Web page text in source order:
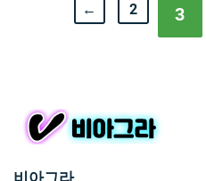
← 2 3
비아그라